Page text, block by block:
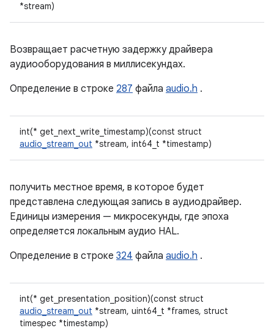
*stream)
Возвращает расчетную задержку драйвера
аудиооборудования в миллисекундах.
Определение в строке 287 файла audio.h .
int(* get_next_write_timestamp)(const struct
audio_stream_out *stream, int64_t *timestamp)
получить местное время, в которое будет
представлена ​​следующая запись в аудиодрайвер.
Единицы измерения — микросекунды, где эпоха
определяется локальным аудио HAL.
Определение в строке 324 файла audio.h .
int(* get_presentation_position)(const struct
audio_stream_out *stream, uint64_t *frames, struct
timespec *timestamp)